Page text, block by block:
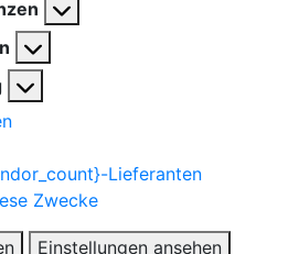
Lieferanten
Zwecke
Einstellungen ansehen